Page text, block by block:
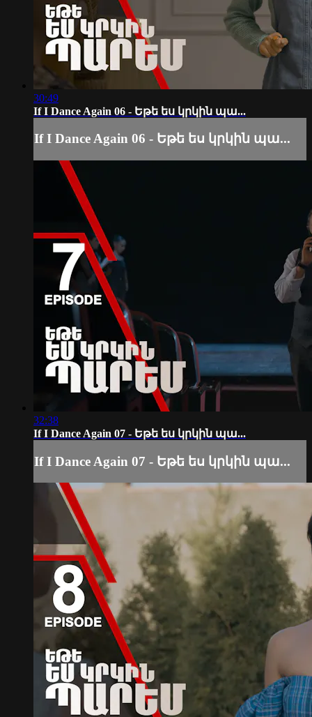
30:49
If I Dance Again 06 - Եթե ես կրկին պա...
If I Dance Again 06 - Եթե ես կրկին պա...
32:38
If I Dance Again 07 - Եթե ես կրկին պա...
If I Dance Again 07 - Եթե ես կրկին պա...